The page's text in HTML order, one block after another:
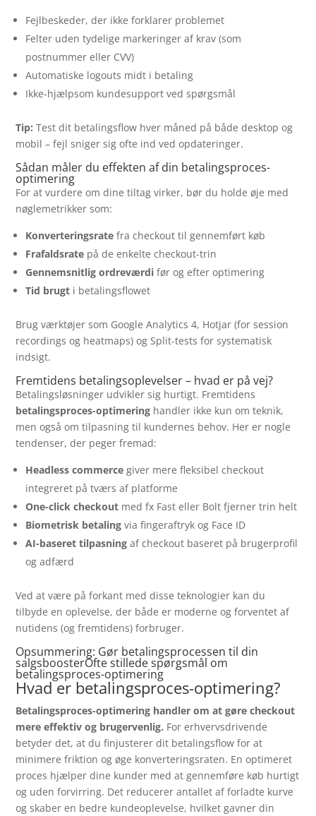
Fejlbeskeder, der ikke forklarer problemet
Felter uden tydelige markeringer af krav (som
postnummer eller CVV)
Automatiske logouts midt i betaling
Ikke-hjælpsom kundesupport ved spørgsmål
Tip: Test dit betalingsflow hver måned på både desktop og
mobil – fejl sniger sig ofte ind ved opdateringer.
Sådan måler du effekten af din betalingsproces-
optimering
For at vurdere om dine tiltag virker, bør du holde øje med
nøglemetrikker som:
Konverteringsrate fra checkout til gennemført køb
Frafaldsrate på de enkelte checkout-trin
Gennemsnitlig ordreværdi før og efter optimering
Tid brugt i betalingsflowet
Brug værktøjer som Google Analytics 4, Hotjar (for session
recordings og heatmaps) og Split-tests for systematisk
indsigt.
Fremtidens betalingsoplevelser – hvad er på vej?
Betalingsløsninger udvikler sig hurtigt. Fremtidens
betalingsproces-optimering handler ikke kun om teknik,
men også om tilpasning til kundernes behov. Her er nogle
tendenser, der peger fremad:
Headless commerce giver mere fleksibel checkout
integreret på tværs af platforme
One-click checkout med fx Fast eller Bolt fjerner trin helt
Biometrisk betaling via fingeraftryk og Face ID
AI-baseret tilpasning af checkout baseret på brugerprofil
og adfærd
Ved at være på forkant med disse teknologier kan du
tilbyde en oplevelse, der både er moderne og forventet af
nutidens (og fremtidens) forbruger.
Opsummering: Gør betalingsprocessen til din
salgsboosterOfte stillede spørgsmål om
betalingsproces-optimering
Hvad er betalingsproces-optimering?
Betalingsproces-optimering handler om at gøre checkout
mere effektiv og brugervenlig. For erhvervsdrivende
betyder det, at du finjusterer dit betalingsflow for at
minimere friktion og øge konverteringsraten. En optimeret
proces hjælper dine kunder med at gennemføre køb hurtigt
og uden forvirring. Det reducerer antallet af forladte kurve
og skaber en bedre kundeoplevelse, hvilket gavner din